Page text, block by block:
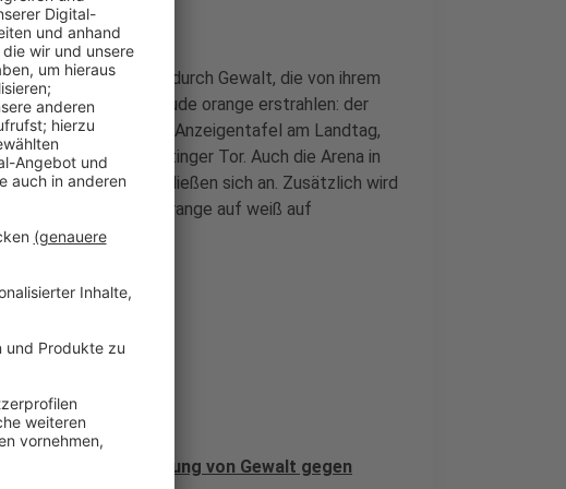
Tag eine Frau durch Gewalt, die von ihrem
folgende Gebäude orange erstrahlen: der
die Oper, die große Anzeigentafel am Landtag,
und das Ratinger Tor. Auch die Arena in
Gebäude schließen sich an. Zusätzlich wird
über 100.000 Mal orange auf weiß auf
Tag zur Beseitigung von Gewalt gegen